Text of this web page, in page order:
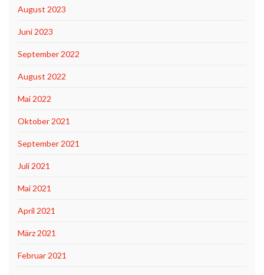
August 2023
Juni 2023
September 2022
August 2022
Mai 2022
Oktober 2021
September 2021
Juli 2021
Mai 2021
April 2021
März 2021
Februar 2021